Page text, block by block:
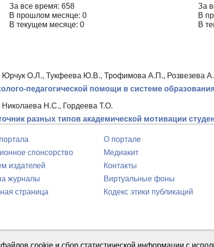
За все время: 658
В прошлом месяце: 0
В текущем месяце: 0
За
В
В
Юрчук О.Л., Тукфеева Ю.В., Трофимова А.П., Розвезева
педагогической помощи в системе
Николаева Н.С., Гордеева Т.О.
разных типов академической мотивации
спонсорство
издателей
журналы
страница
О портале
Медиакит
Контакты
Виртуальные фоны
Кодекс этики публикаций
2016 г.
cookie и сбор статистической информации с